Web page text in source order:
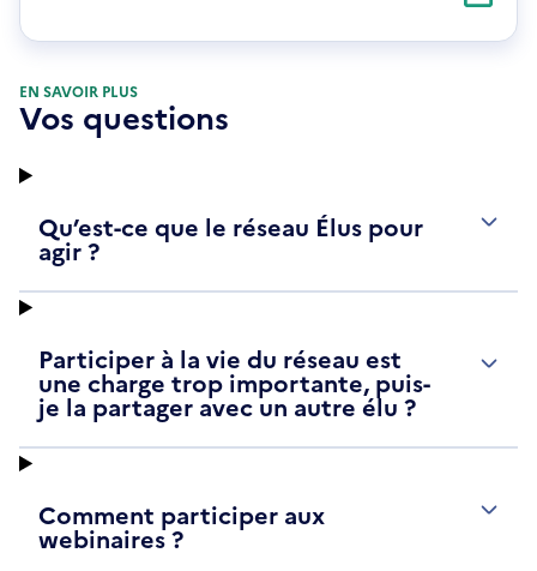
nouvelle
EN SAVOIR PLUS
Vos questions
Qu’est-ce que le réseau Élus pour
agir ?
Participer à la vie du réseau est
une charge trop importante, puis-
je la partager avec un autre élu ?
Comment participer aux
webinaires ?